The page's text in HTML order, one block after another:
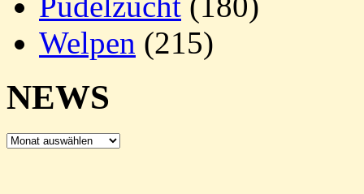
Welpen (215)
NEWS
NEWS